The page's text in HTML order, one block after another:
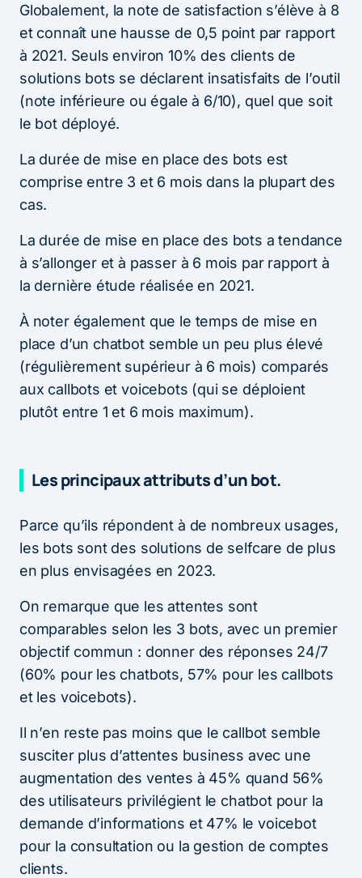
Globalement, la note de satisfaction s’élève à 8
et connaît une hausse de 0,5 point par rapport
à 2021. Seuls environ 10% des clients de
solutions bots se déclarent insatisfaits de l’outil
(note inférieure ou égale à 6/10), quel que soit
le bot déployé.
La durée de mise en place des bots est
comprise entre 3 et 6 mois dans la plupart des
cas.
La durée de mise en place des bots a tendance
à s’allonger et à passer à 6 mois par rapport à
la dernière étude réalisée en 2021.
À noter également que le temps de mise en
place d’un chatbot semble un peu plus élevé
(régulièrement supérieur à 6 mois) comparés
aux callbots et voicebots (qui se déploient
plutôt entre 1 et 6 mois maximum).
Les principaux attributs d’un bot.
Parce qu’ils répondent à de nombreux usages,
les bots sont des solutions de selfcare de plus
en plus envisagées en 2023.
On remarque que les attentes sont
comparables selon les 3 bots, avec un premier
objectif commun : donner des réponses 24/7
(60% pour les chatbots, 57% pour les callbots
et les voicebots).
Il n’en reste pas moins que le callbot semble
susciter plus d’attentes business avec une
augmentation des ventes à 45% quand 56%
des utilisateurs privilégient le chatbot pour la
demande d’informations et 47% le voicebot
pour la consultation ou la gestion de comptes
clients.